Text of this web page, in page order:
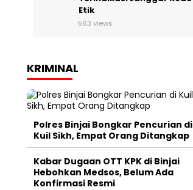
Etik
563 views
KRIMINAL
Polres Binjai Bongkar Pencurian di
Kuil Sikh, Empat Orang Ditangkap
Kabar Dugaan OTT KPK di Binjai
Hebohkan Medsos, Belum Ada
Konfirmasi Resmi